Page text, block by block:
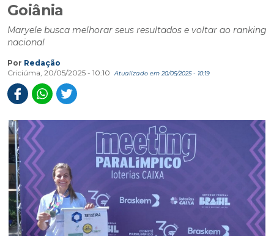
Goiânia
Maryele busca melhorar seus resultados e voltar ao ranking
nacional
Por Redação
Criciúma, 20/05/2025 - 10:10
Atualizado em 20/05/2025 - 10:19